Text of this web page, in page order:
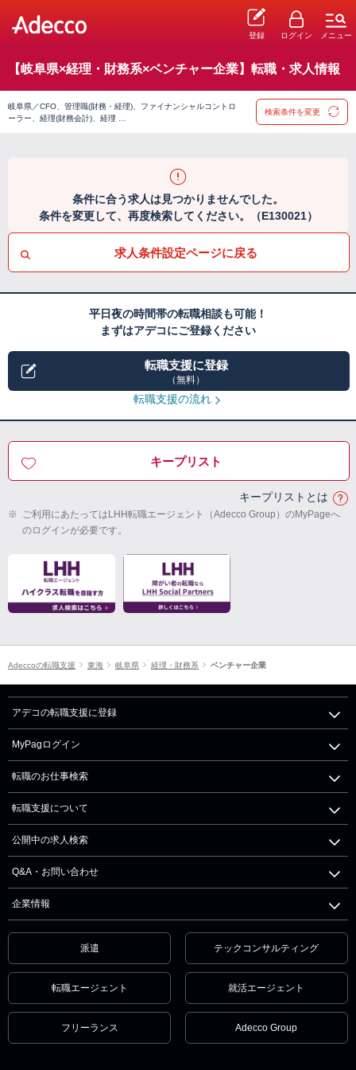
登録 ログイン メニュー
【岐阜県×経理・財務系×ベンチャー企業】転職・求人情報
岐阜県／CFO、管理職(財務・経理)、ファイナンシャルコントロ
ーラー、経理(財務会計)、経理 …
検索条件を変更
条件に合う求人は見つかりませんでした。
条件を変更して、再度検索してください。（E130021）
求人条件設定ページに戻る
平日夜の時間帯の転職相談も可能！
まずはアデコにご登録ください
転職支援に登録
（無料）
転職支援の流れ
キープリスト
キープリストとは
※ ご利用にあたってはLHH転職エージェント（Adecco Group）のMyPageへ
のログインが必要です。
Adeccoの転職支援 東海 岐阜県 経理・財務系 ベンチャー企業
アデコの転職支援に登録
MyPagログイン
転職のお仕事検索
転職支援について
公開中の求人検索
Q&A・お問い合わせ
企業情報
派遣 テックコンサルティング
転職エージェント 就活エージェント
フリーランス Adecco Group